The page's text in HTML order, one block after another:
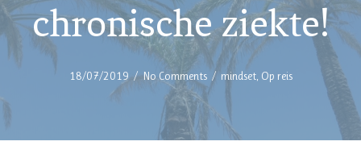
chronische ziekte!
18/07/2019 /No Comments / mindset, Op reis